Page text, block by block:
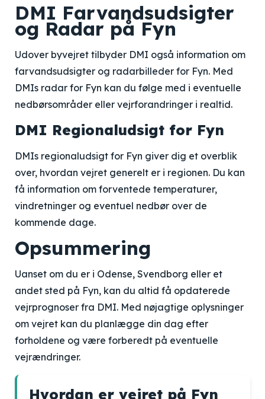
DMI Farvandsudsigter
og Radar på Fyn
Udover byvejret tilbyder DMI også information om
farvandsudsigter og radarbilleder for Fyn. Med
DMIs radar for Fyn kan du følge med i eventuelle
nedbørsområder eller vejrforandringer i realtid.
DMI Regionaludsigt for Fyn
DMIs regionaludsigt for Fyn giver dig et overblik
over, hvordan vejret generelt er i regionen. Du kan
få information om forventede temperaturer,
vindretninger og eventuel nedbør over de
kommende dage.
Opsummering
Uanset om du er i Odense, Svendborg eller et
andet sted på Fyn, kan du altid få opdaterede
vejrprognoser fra DMI. Med nøjagtige oplysninger
om vejret kan du planlægge din dag efter
forholdene og være forberedt på eventuelle
vejrændringer.
Hvordan er vejret på Fyn